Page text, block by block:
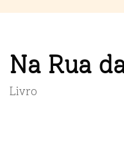
Na Rua
Livro